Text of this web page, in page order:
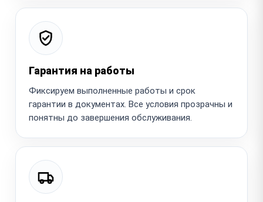
Гарантия на работы
Фиксируем выполненные работы и срок
гарантии в документах. Все условия прозрачны и
понятны до завершения обслуживания.